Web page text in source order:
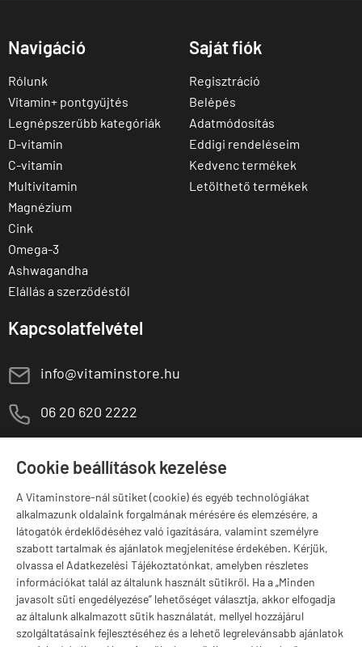
Cookie beállítások kezelése
A Vitaminstore-nál sütiket (cookie) és egyéb technológiákat
alkalmazunk oldalaink forgalmának mérésére és elemzésére, a
látogatók érdeklődéséhez való igazítására, valamint személyre
szabott tartalmak és ajánlatok megjelenítése érdekében. Kérjük,
olvassa el Adatkezelési Tájékoztatónkat, amelyben részletes
információkat talál az általunk használt sütikről. Ha a „Minden
javasolt süti engedélyezése” lehetőséget választja, akkor elfogadja
az általunk alkalmazott sütik használatát, mellyel hozzájárul
szolgáltatásaink fejlesztéséhez és a lehető legrelevánsabb ajánlatok
Navigáció
Rólunk
Vitamin+ pontgyűjtés
Legnépszerűbb kategóriák
D-vitamin
C-vitamin
Multivitamin
Magnézium
Cink
Omega-3
Ashwagandha
Elállás a szerződéstől
Saját fiók
Regisztráció
Belépés
Adatmódosítás
Eddigi rendeléseim
Kedvenc termékek
Letölthető termékek
Kapcsolatfelvétel
E info@vitaminstore.hu
M 06 20 620 2222
Szugló u. 83-85.
Márkák
Valuta választás